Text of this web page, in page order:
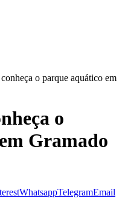
o parque aquático em
o
Gramado
WhatsappTelegramEmail